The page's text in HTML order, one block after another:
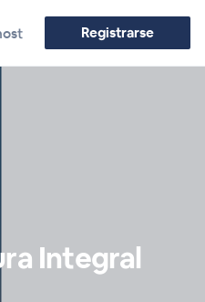
Registrarse
Integral